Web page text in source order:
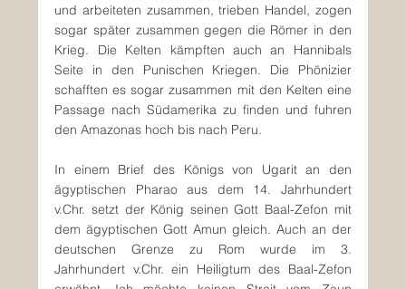
und arbeiteten zusammen, trieben Handel, zogen
sogar später zusammen gegen die Römer in den
Krieg. Die Kelten kämpften auch an Hannibals
Seite in den Punischen Kriegen. Die Phönizier
schafften es sogar zusammen mit den Kelten eine
Passage nach Südamerika zu finden und fuhren
den Amazonas hoch bis nach Peru.
In einem Brief des Königs von Ugarit an den
ägyptischen Pharao aus dem 14. Jahrhundert
v.Chr. setzt der König seinen Gott Baal-Zefon mit
dem ägyptischen Gott Amun gleich. Auch an der
deutschen Grenze zu Rom wurde im 3.
Jahrhundert v.Chr. ein Heiligtum des Baal-Zefon